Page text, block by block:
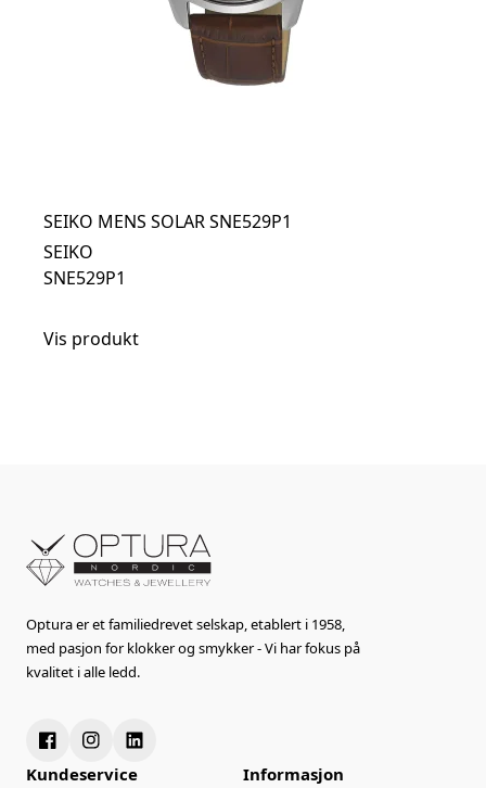
SEIKO MENS SOLAR SNE529P1
SEIKO
SNE529P1
Vis produkt
Optura er et familiedrevet selskap, etablert i 1958,
med pasjon for klokker og smykker - Vi har fokus på
kvalitet i alle ledd.
Kundeservice Informasjon